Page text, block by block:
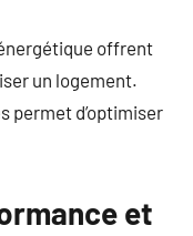
offrent
un logement.
permet d’optimiser
et